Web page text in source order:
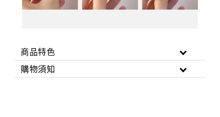
商品特色
購物須知